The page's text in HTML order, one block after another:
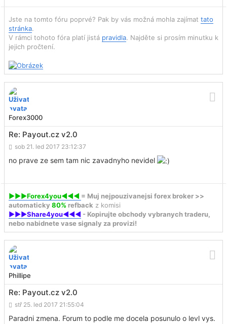
Jste na tomto fóru poprvé? Pak by vás možná mohla zajímat tato
stránka.
V rámci tohoto fóra platí jistá pravidla. Najděte si prosím minutku k
jejich pročtení.
Forex3000
Re: Payout.cz v2.0
sob 21. led 2017 23:12:37
no prave ze sem tam nic zavadnyho nevidel
►►►Forex4you◄◄◄ = Muj nejpouzivanejsi forex broker >>
automaticky 80% refback z komisi
►►►Share4you◄◄◄ - Kopirujte obchody vybranych traderu,
nebo nabidnete vase signaly za provizi!
Phillipe
Re: Payout.cz v2.0
stř 25. led 2017 21:55:04
Paradni zmena. Forum to podle me docela posunulo o levl vys.